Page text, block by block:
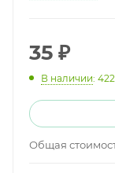
35 ₽
В наличии:
Общая